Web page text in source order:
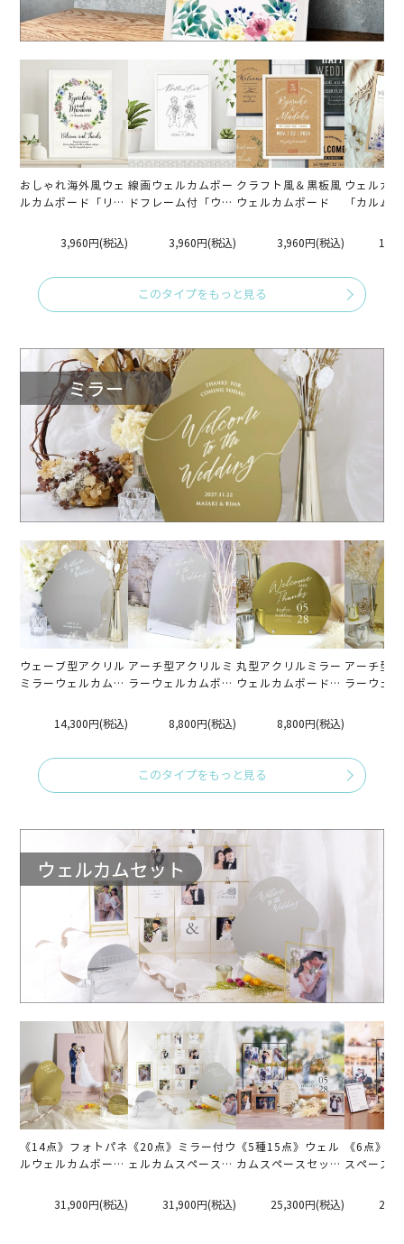
おしゃれ海外風ウェ
ルカムボード「リー
3,960円(税込)
線画ウェルカムボー
ドフレーム付「ウェ
3,960円(税込)
クラフト風＆黒板風
ウェルカムボード
3,960円(税込)
ウェルカ
「カルム
このタイプをもっと見る
ウェーブ型アクリル
ミラーウェルカムボ
バー」14,300円(税込)
アーチ型アクリルミ
ラーウェルカムボー
8,800円(税込)
丸型アクリルミラー
ウェルカムボード
8,800円(税込)
アーチ型
ラーウェ
このタイプをもっと見る
《14点》フォトパネ
ルウェルカムボード
スペースおまとめセ
31,900円(税込)
《20点》ミラー付ウ
ェルカムスペースお
31,900円(税込)
《5種15点》ウェル
カムスペースセット
ド・ガーランド・フ
ォトフレーム・ラブ
25,300円(税込)
《6点》ウ
スペース
ード・フ